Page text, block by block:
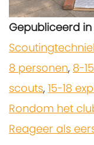
Gepubliceerd in
8 personen, 8-
scouts, 15-18
Rondom het
Reageer als